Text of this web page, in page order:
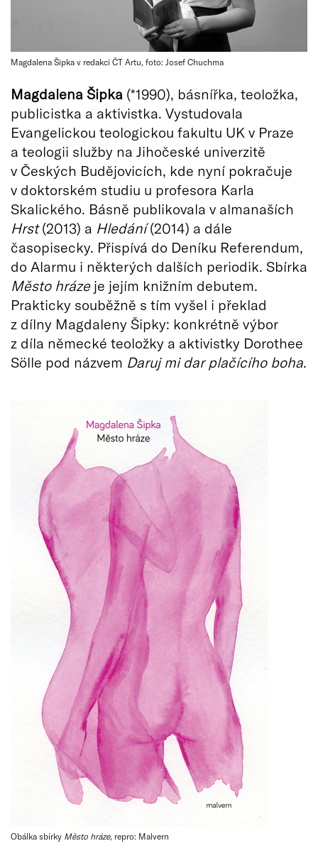
Magdalena Šipka v redakci ČT Artu, foto: Josef Chuchma
Magdalena Šipka (*1990), básnířka, teoložka,
publicistka a aktivistka. Vystudovala
Evangelickou teologickou fakultu UK v Praze
a teologii služby na Jihočeské univerzitě
v Českých Budějovicích, kde nyní pokračuje
v doktorském studiu u profesora Karla
Skalického. Básně publikovala v almanaších
Hrst(2013) a Hledání(2014) a dále
časopisecky. Přispívá do Deníku Referendum,
do Alarmu i některých dalších periodik. Sbírka
Město hrázeje jejím knižním debutem.
Prakticky souběžně s tím vyšel i překlad
z dílny Magdaleny Šipky: konkrétně výbor
z díla německé teoložky a aktivistky Dorothee
Sölle pod názvem Daruj mi dar plačícího boha.
Obálka sbírky Město hráze, repro: Malvern